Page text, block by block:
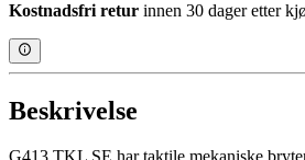
Kostnadsfri retur innen 30 dager etter
Beskrivelse